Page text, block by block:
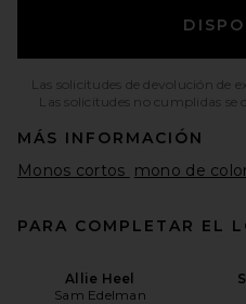
Las solicitudes de devolución de
Las solicitudes no cumplidas se
MÁS INFORMACIÓN
Monos cortos mono de
PARA COMPLETAR EL
Allie Heel
Sam Edelman